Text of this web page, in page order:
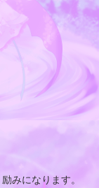
みになります。